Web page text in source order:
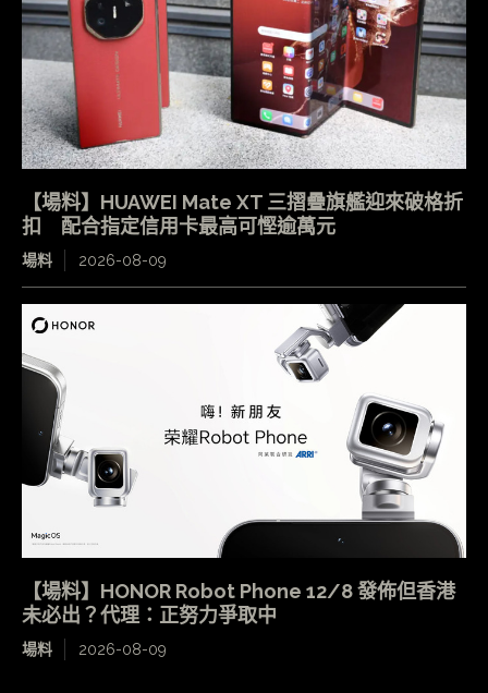
【場料】HUAWEI Mate XT 三摺疊旗艦迎來破格折
扣 配合指定信用卡最高可慳逾萬元
場料 2026-08-09
【場料】HONOR Robot Phone 12/8 發佈但香港
未必出？代理：正努力爭取中
場料 2026-08-09